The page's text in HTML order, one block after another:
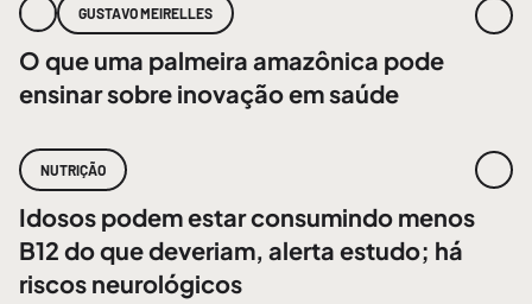
GUSTAVO MEIRELLES
O que uma palmeira amazônica pode
ensinar sobre inovação em saúde
NUTRIÇÃO
Idosos podem estar consumindo menos
B12 do que deveriam, alerta estudo; há
riscos neurológicos